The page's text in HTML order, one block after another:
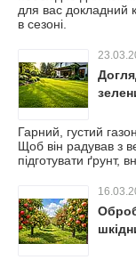
для вас докладний
в сезоні.
Гарний, густий
Щоб він радував з
підготувати ґрунт,